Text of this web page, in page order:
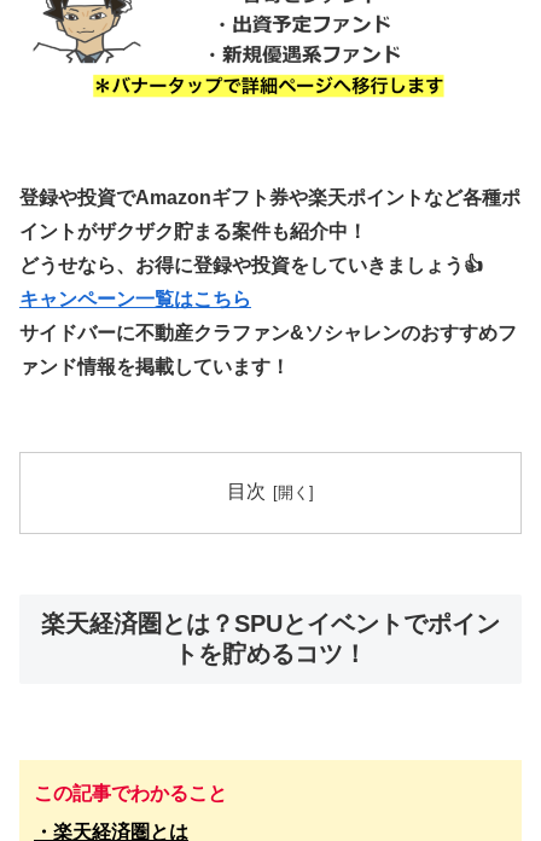
登録や投資でAmazonギフト券や楽天ポイントなど各種ポ
イントがザクザク貯まる案件も紹介中！
どうせなら、お得に登録や投資をしていきましょう👍
キャンペーン一覧はこちら
サイドバーに不動産クラファン&ソシャレンのおすすめフ
ァンド情報を掲載しています！
目次
楽天経済圏とは？SPUとイベントでポイン
トを貯めるコツ！
この記事でわかること
・楽天経済圏とは